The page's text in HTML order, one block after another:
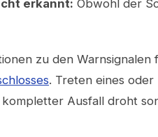
erkannt: Obwohl der
zu den
. Treten eines
kompletter Ausfall droht